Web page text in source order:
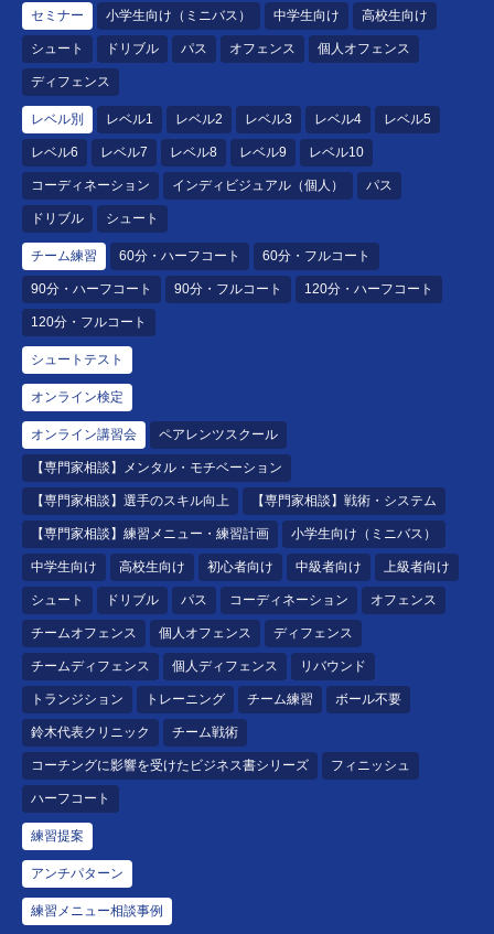
セミナー 小学生向け（ミニバス） 中学生向け 高校生向け
シュート ドリブル パス オフェンス 個人オフェンス
ディフェンス
レベル別 レベル1 レベル2 レベル3 レベル4 レベル5
レベル6 レベル7 レベル8 レベル9 レベル10
コーディネーション インディビジュアル（個人） パス
ドリブル シュート
チーム練習 60分・ハーフコート 60分・フルコート
90分・ハーフコート 90分・フルコート 120分・ハーフコート
120分・フルコート
シュートテスト
オンライン検定
オンライン講習会 ペアレンツスクール
【専門家相談】メンタル・モチベーション
【専門家相談】選手のスキル向上 【専門家相談】戦術・システム
【専門家相談】練習メニュー・練習計画 小学生向け（ミニバス）
中学生向け 高校生向け 初心者向け 中級者向け 上級者向け
シュート ドリブル パス コーディネーション オフェンス
チームオフェンス 個人オフェンス ディフェンス
チームディフェンス 個人ディフェンス リバウンド
トランジション トレーニング チーム練習 ボール不要
鈴木代表クリニック チーム戦術
コーチングに影響を受けたビジネス書シリーズ フィニッシュ
ハーフコート
練習提案
アンチパターン
練習メニュー相談事例